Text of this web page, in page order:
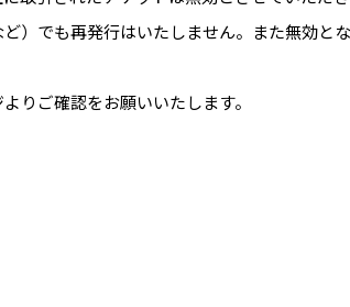
）でも再発行はいたしません。また無効と
りご確認をお願いいたします。